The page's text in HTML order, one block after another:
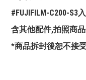
#FUJIFILM-C200-S3
含其他配件,拍照商品
*商品拆封後恕不接